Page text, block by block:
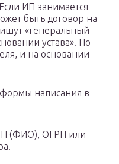
ИП занимается
быть договор на
«генеральный
устава». Но
и на основании
написания в
(ФИО), ОГРН или